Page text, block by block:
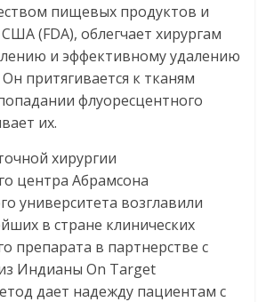
пищевых продуктов и
(FDA), облегчает хирургам
и эффективному удалению
притягивается к тканям
флуоресцентного
их.
хирургии
центра Абрамсона
университета возглавили
в стране клинических
препарата в партнерстве с
Индианы On Target
дает надежду пациентам с